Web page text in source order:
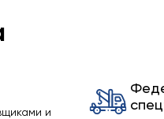
и